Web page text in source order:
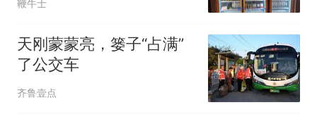
鞭牛士
天刚蒙蒙亮，篓子“占满”
了公交车
齐鲁壹点